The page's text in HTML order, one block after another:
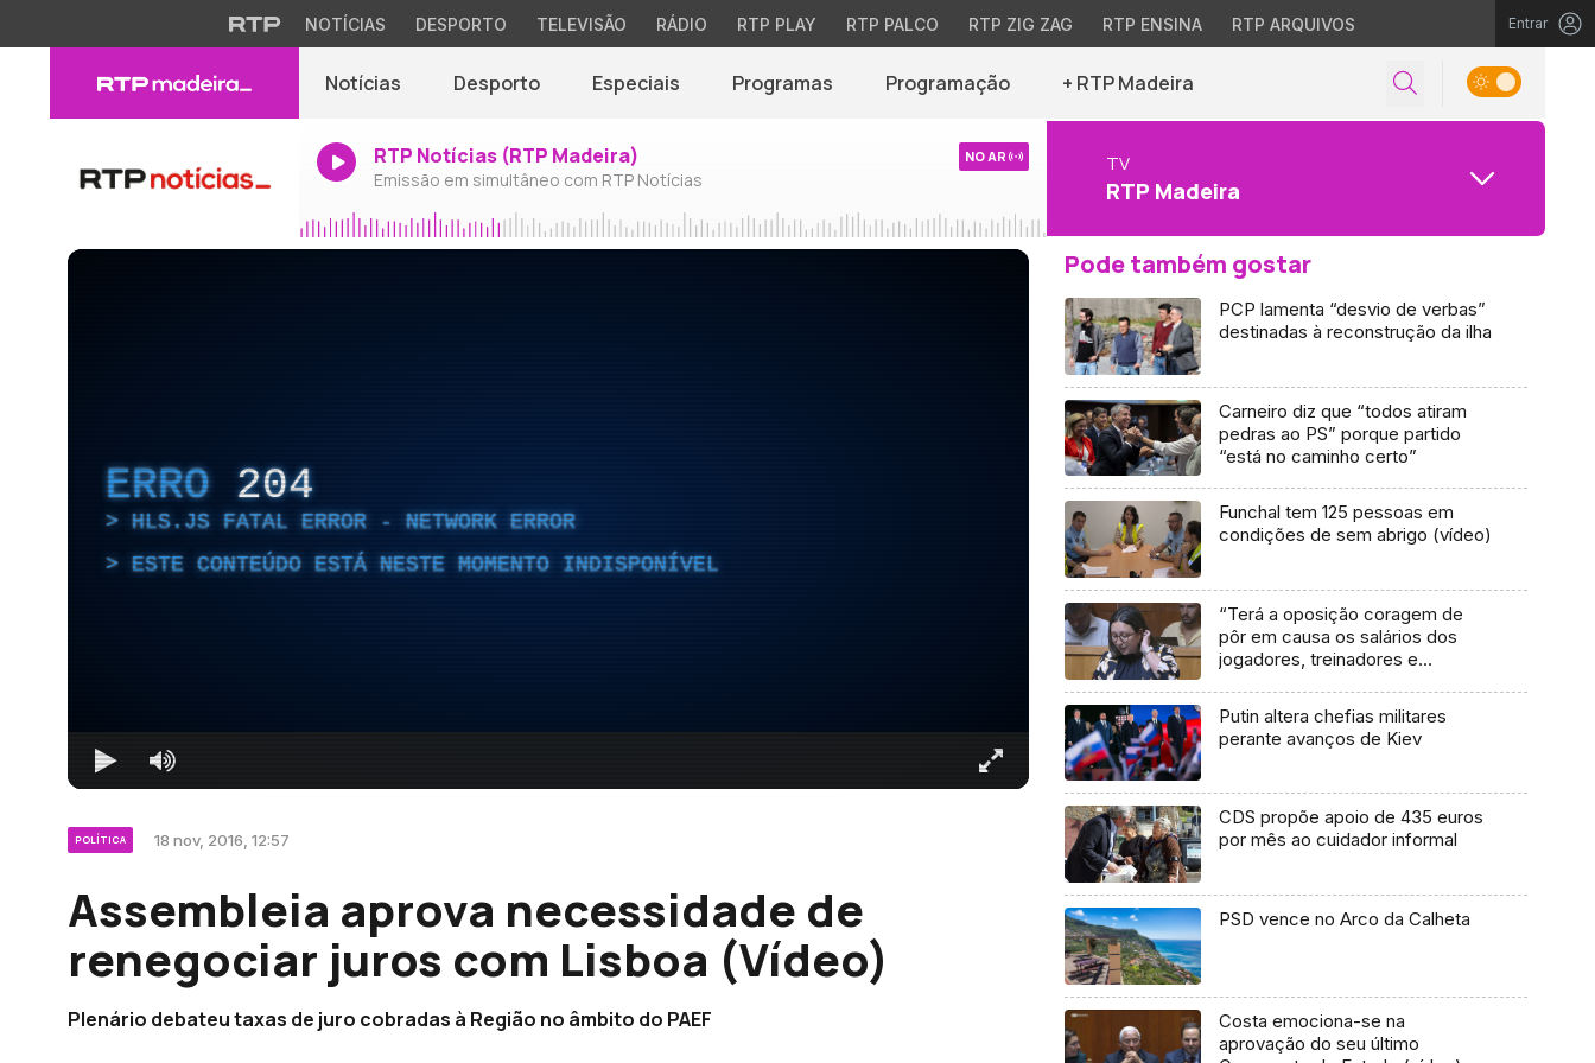
NOTÍCIAS DESPORTO TELEVISÃO RÁDIO RTP PLAY RTP PALCO RTP ZIG ZAG RTP ENSINA RTP ARQUIVOS Entrar
Notícias Desporto Especiais Programas Programação + RTP Madeira
RTP Notícias (RTP Madeira)
Emissão em simultâneo com RTP Notícias
NO AR TV
RTP Madeira
ERRO 204
HLS.JS FATAL ERROR - NETWORK ERROR
ESTE CONTEÚDO ESTÁ NESTE MOMENTO INDISPONÍVEL
POLÍTICA 18 nov, 2016, 12:57
Assembleia aprova necessidade de
renegociar juros com Lisboa (Vídeo)
Plenário debateu taxas de juro cobradas à Região no âmbito do PAEF
Pode também gostar
PCP lamenta “desvio de verbas”
destinadas à reconstrução da ilha
Carneiro diz que “todos atiram
pedras ao PS” porque partido
“está no caminho certo”
Funchal tem 125 pessoas em
condições de sem abrigo (vídeo)
“Terá a oposição coragem de
pôr em causa os salários dos
jogadores, treinadores e
Putin altera chefias militares
perante avanços de Kiev
CDS propõe apoio de 435 euros
por mês ao cuidador informal
PSD vence no Arco da Calheta
Costa emociona-se na
aprovação do seu último